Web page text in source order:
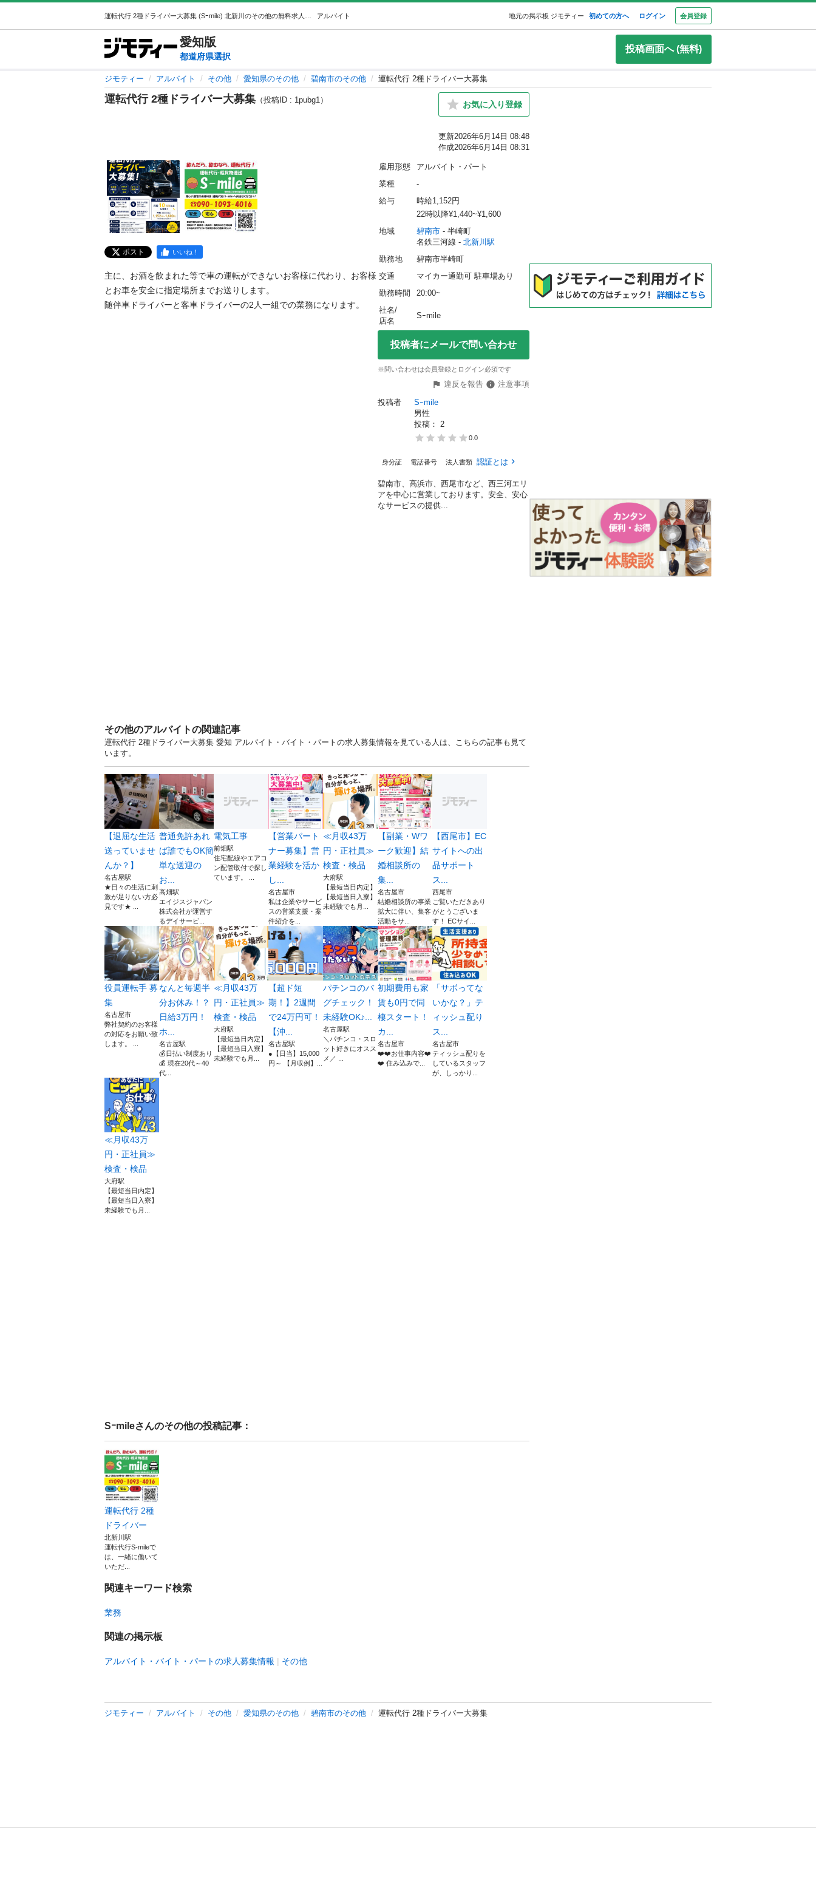
アルバイト 地元の掲示板 ジモティー 初めての方へ ログイン 会員登録
愛知版
都道府県選択
投稿画面へ (無料)
ジモティー アルバイト その他 愛知県のその他 碧南市のその他 運転代行 2種ドライバー大募集
運転代行 2種ドライバー大募集 （投稿ID : 1pubg1） お気に入り登録
更新2026年6月14日 08:48
作成2026年6月14日 08:31
ポスト いいね！
主に、お酒を飲まれた等で車の運転ができないお客様に代わり、お客様
とお車を安全に指定場所までお送りします。
随伴車ドライバーと客車ドライバーの2人一組での業務になります。
雇用形態
アルバイト・パート
業種
-
給与
時給1,152円
22時以降¥1,440~¥1,600
地域
碧南市 - 半崎町
名鉄三河線 - 北新川駅
勤務地
碧南市半崎町
交通
マイカー通勤可 駐車場あり
勤務時間
20:00~
社名/
店名
Sｰmile
投稿者にメールで問い合わせ
※問い合わせは会員登録とログイン必須です
違反を報告
注意事項
投稿者
Sｰmile
男性
投稿： 2
0.0
身分証 電話番号 法人書類 認証とは
碧南市、高浜市、西尾市など、西三河エリ
アを中心に営業しております。安全、安心
なサービスの提供...
その他のアルバイトの関連記事
運転代行 2種ドライバー大募集 愛知 アルバイト・バイト・パートの求人募集情報を見ている人は、こちらの記事も見て
います。
【退屈な生活
送っていませ
んか？】
名古屋駅
★日々の生活に刺
激が足りない方必
見です★ ...
普通免許あれ
ば誰でもOK簡
単な送迎の
お...
高畑駅
エイジスジャパン
株式会社が運営す
るデイサービ...
電気工事
前畑駅
住宅配線やエアコ
ン配管取付で探し
ています。 ...
【営業パート
ナー募集】営
業経験を活か
し...
名古屋市
私は企業やサービ
スの営業支援・案
件紹介を...
≪月収43万
円・正社員≫
検査・検品
大府駅
【最短当日内定】
【最短当日入寮】
未経験でも月...
【副業・Wワ
ーク歓迎】結
婚相談所の
集...
名古屋市
結婚相談所の事業
拡大に伴い、集客
活動をサ...
【西尾市】EC
サイトへの出
品サポート
ス...
西尾市
ご覧いただきあり
がとうございま
す！ ECサイ...
役員運転手 募
集
名古屋市
弊社契約のお客様
の対応をお願い致
します。 ...
なんと毎週半
分お休み！？
日給3万円！
ホ...
名古屋駅
💰日払い制度あり
💰 現在20代～40
代...
≪月収43万
円・正社員≫
検査・検品
大府駅
【最短当日内定】
【最短当日入寮】
未経験でも月...
【超ド短
期！】2週間
で24万円可！
【沖...
名古屋駅
●【日当】15,000
円～ 【月収例】...
パチンコのバ
グチェック！
未経験OK♪...
名古屋駅
＼パチンコ・スロ
ット好きにオスス
メ／ ...
初期費用も家
賃も0円で同
棲スタート！
カ...
名古屋市
❤️❤️お仕事内容❤️
❤️ 住み込みで...
「サボってな
いかな？」テ
ィッシュ配り
ス...
名古屋市
ティッシュ配りを
しているスタッフ
が、しっかり...
≪月収43万
円・正社員≫
検査・検品
大府駅
【最短当日内定】
【最短当日入寮】
未経験でも月...
Sｰmileさんのその他の投稿記事：
運転代行 2種
ドライバー
北新川駅
運転代行S-mileで
は、一緒に働いて
いただ...
関連キーワード検索
業務
関連の掲示板
アルバイト・バイト・パートの求人募集情報 その他
ジモティー アルバイト その他 愛知県のその他 碧南市のその他 運転代行 2種ドライバー大募集